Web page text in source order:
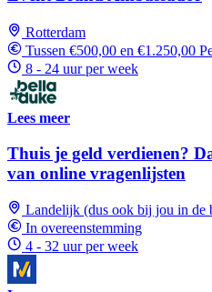
Rotterdam
Tussen €500,00 en €1.250,00
8 - 24 uur per week
Lees meer
Thuis je geld verdienen?
van online vragenlijsten
Landelijk (dus ook bij jou in de
In overeenstemming
4 - 32 uur per week